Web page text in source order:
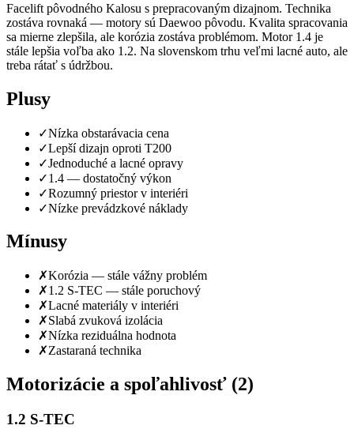
Facelift pôvodného Kalosu s prepracovaným dizajnom. Technika
zostáva rovnaká — motory sú Daewoo pôvodu. Kvalita spracovania
sa mierne zlepšila, ale korózia zostáva problémom. Motor 1.4 je
stále lepšia voľba ako 1.2. Na slovenskom trhu veľmi lacné auto, ale
treba rátať s údržbou.
Plusy
✓Nízka obstarávacia cena
✓Lepší dizajn oproti T200
✓Jednoduché a lacné opravy
✓1.4 — dostatočný výkon
✓Rozumný priestor v interiéri
✓Nízke prevádzkové náklady
Mínusy
✗Korózia — stále vážny problém
✗1.2 S-TEC — stále poruchový
✗Lacné materiály v interiéri
✗Slabá zvuková izolácia
✗Nízka reziduálna hodnota
✗Zastaraná technika
Motorizácie a spoľahlivosť (2)
1.2 S-TEC